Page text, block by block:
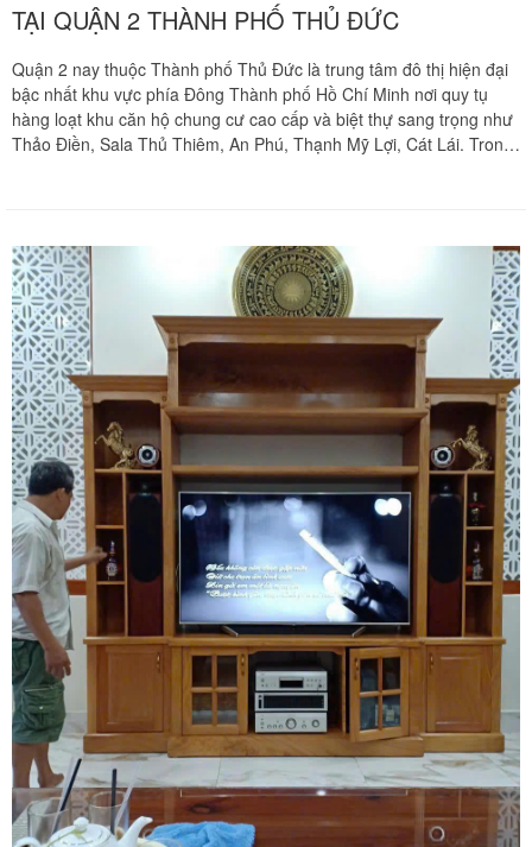
TẠI QUẬN 2 THÀNH PHỐ THỦ ĐỨC
Quận 2 nay thuộc Thành phố Thủ Đức là trung tâm đô thị hiện đại
bậc nhất khu vực phía Đông Thành phố Hồ Chí Minh nơi quy tụ
hàng loạt khu căn hộ chung cư cao cấp và biệt thự sang trọng như
Thảo Điền, Sala Thủ Thiêm, An Phú, Thạnh Mỹ Lợi, Cát Lái. Trong
lực trợ lực cơ khí nhằm tối ưu hóa diện tích phòng ngủ. Tuy nhiên
các dòng giường này sở hữu kết cấu cơ khí chịu lực vô cùng phức
tạp và nhạy cảm. Việc tự tháo dỡ hoặc thuê phải các nhóm thợ phổ
thông thiếu kỹ năng mộc thực chiến rất dễ dẫn đến nguy cơ bật lò
xo phản lực bất ngờ gây chấn thương nguy hiểm hoặc làm rách
toác phôi ván gỗ công nghiệp mdf dán keo lờn ren ốc vít khiến bệ
giường bị xô lệch mất đi độ kiên cố ban đầu. Chuyển nhà Khôi
Nguyên mang đến giải pháp tháo ráp giường tầng trẻ em và giường
thông minh an toàn chuyên nghiệp tận nhà tại Quận 2, cam kết bảo
vệ vẹn toàn kết cấu cơ học và tính thẩm mỹ cho tổ ấm của bạn.
Quý khách hàng cần tư vấn phương án và nhận báo giá ưu đãi hãy
gọi ngay hotline hỗ trợ hoạt động liên tục hai mươi tư trên bảy qua
số điện thoại 0913 371 378 hoặc số hotline 0972 366 628 để nhận
phản hồi siêu tốc từ đội ngũ Khôi Nguyên.
Vừa qua tôi có chuyển văn phòng từ 3/2 về đường Cộng
Hòa. Ban đầu tôi cũng đắn đo nhiều dịch vụ chuyển nhà
nhưng cuối cùng tôi quyết định chọn công ty Khôi
Nguyên. Tôi thật sự hài lòng. Cảm ơn quý công ty.
Phạm Minh Tuấn
232/2 Cộng Hòa, P.13, Q. Tân Bình